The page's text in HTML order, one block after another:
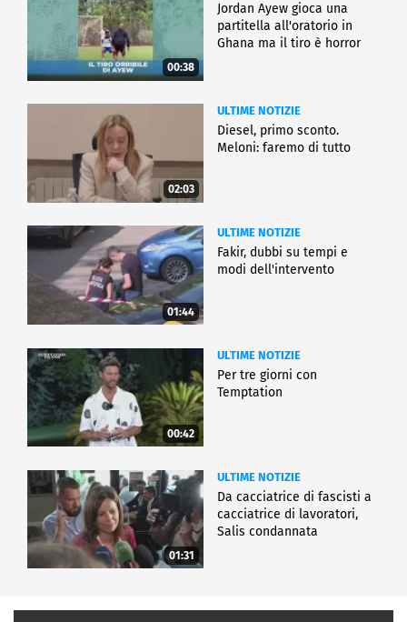
00:38
Jordan Ayew gioca una
partitella all'oratorio in
Ghana ma il tiro è horror
02:03
ULTIME NOTIZIE
Diesel, primo sconto.
Meloni: faremo di tutto
01:44
ULTIME NOTIZIE
Fakir, dubbi su tempi e
modi dell'intervento
00:42
ULTIME NOTIZIE
Per tre giorni con
Temptation
01:31
ULTIME NOTIZIE
Da cacciatrice di fascisti a
cacciatrice di lavoratori,
Salis condannata